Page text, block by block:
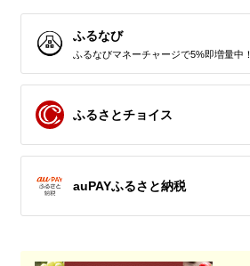
ふるなび
ふるなびマネーチャージで5%即増量中！
ふるさとチョイス
auPAYふるさと納税